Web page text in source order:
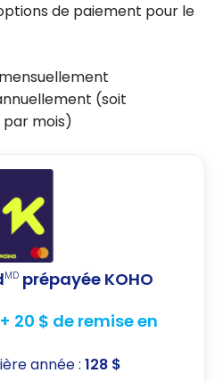
de paiement pour le
(soit
par mois)
MD prépayée KOHO
20 $ de remise en
année :128 $